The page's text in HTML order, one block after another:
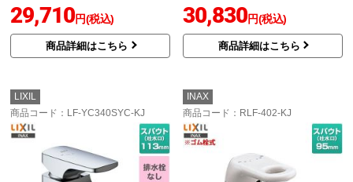
29,710円(税込)
商品詳細はこちら
30,830円(税込)
商品詳細はこちら
LIXIL
商品コード ：LF-YC340SYC-KJ
INAX
商品コード ：RLF-402-KJ